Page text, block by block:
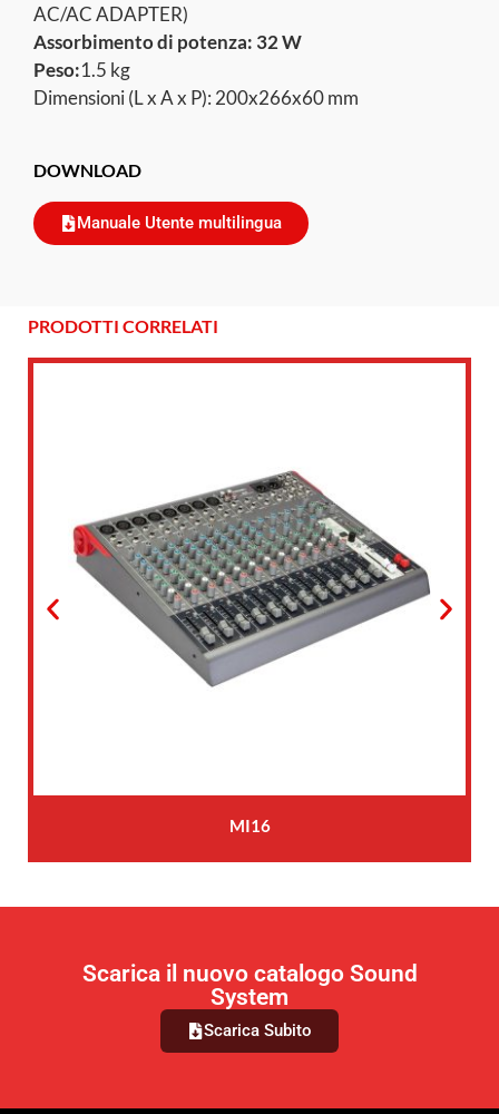
AC/AC ADAPTER)
Assorbimento di potenza: 32 W
Peso:1.5 kg
Dimensioni (L x A x P): 200x266x60 mm
DOWNLOAD
Manuale Utente multilingua
PRODOTTI CORRELATI
MI16
Scarica il nuovo catalogo Sound
System
Scarica Subito